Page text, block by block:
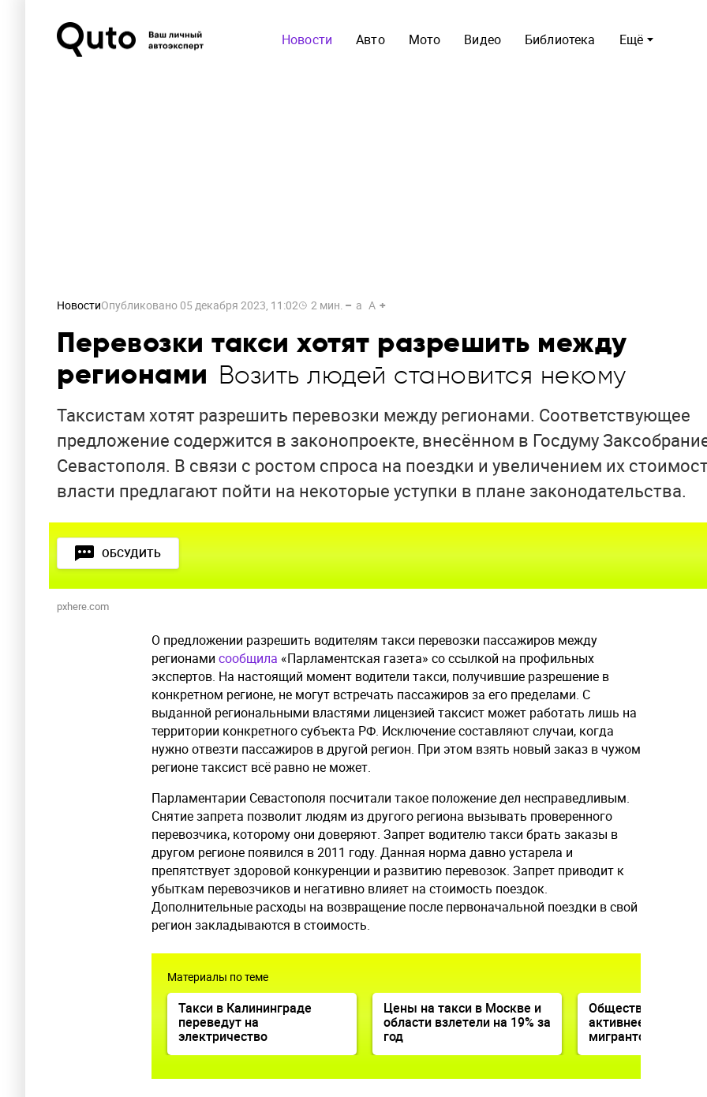
Ещё
Новости Авто Мото Видео Библиотека
НовостиОпубликовано 05 декабря 2023, 11:02 2 мин. a A
Перевозки такси хотят разрешить между
регионами Возить людей становится некому
Таксистам хотят разрешить перевозки между регионами. Соответствующее
предложение содержится в законопроекте, внесённом в Госдуму
Севастополя. В связи с ростом спроса на поездки и увеличением их
власти предлагают пойти на некоторые уступки в плане законодательства.
ОБСУДИТЬ
pxhere.com
О предложении разрешить водителям такси перевозки пассажиров между
регионами сообщила «Парламентская газета» со ссылкой на профильных
экспертов. На настоящий момент водители такси, получившие разрешение в
конкретном регионе, не могут встречать пассажиров за его пределами. С
выданной региональными властями лицензией таксист может работать лишь на
территории конкретного субъекта РФ. Исключение составляют случаи, когда
нужно отвезти пассажиров в другой регион. При этом взять новый заказ в чужом
регионе таксист всё равно не может.
Парламентарии Севастополя посчитали такое положение дел несправедливым.
Снятие запрета позволит людям из другого региона вызывать проверенного
перевозчика, которому они доверяют. Запрет водителю такси брать заказы в
другом регионе появился в 2011 году. Данная норма давно устарела и
препятствует здоровой конкуренции и развитию перевозок. Запрет приводит к
убыткам перевозчиков и негативно влияет на стоимость поездок.
Дополнительные расходы на возвращение после первоначальной поездки в свой
регион закладываются в стоимость.
Материалы по теме
Такси в Калининграде
переведут на
электричество
Цены на такси в Москве и
области взлетели на 19% за
год
Общественники
активнее брать в
мигрантов